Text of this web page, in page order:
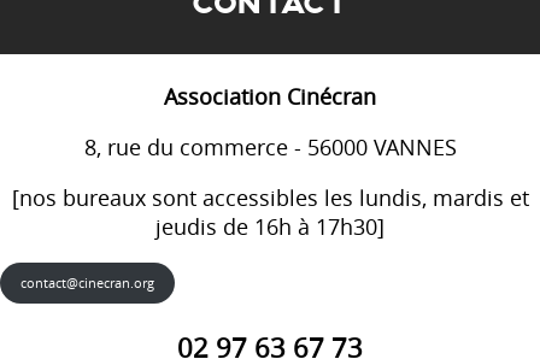
Association Cinécran
8, rue du commerce - 56000 VANNES
[nos bureaux sont accessibles les lundis, mardis et
jeudis de 16h à 17h30]
contact@cinecran.org
02 97 63 67 73